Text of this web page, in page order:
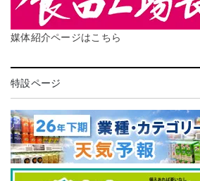
媒体紹介ページはこちら
特設ページ